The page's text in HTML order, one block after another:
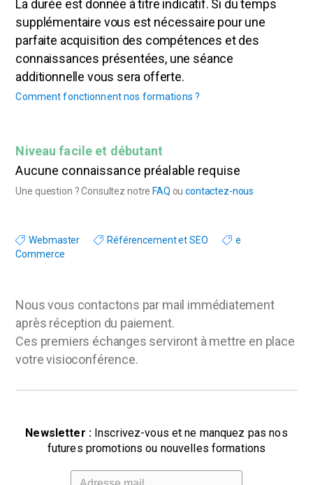
La durée est donnée à titre indicatif. Si du temps
supplémentaire vous est nécessaire pour une
parfaite acquisition des compétences et des
connaissances présentées, une séance
additionnelle vous sera offerte.
Comment fonctionnent nos formations ?
Niveau facile et débutant
Aucune connaissance préalable requise
Une question ? Consultez notre FAQ oucontactez-nous
Webmaster Référencement et SEO
e
Commerce
Nous vous contactons par mail immédiatement
après réception du paiement.
Ces premiers échanges serviront à mettre en place
votre visioconférence.
Newsletter : Inscrivez-vous et ne manquez pas nos
futures promotions ou nouvelles formations